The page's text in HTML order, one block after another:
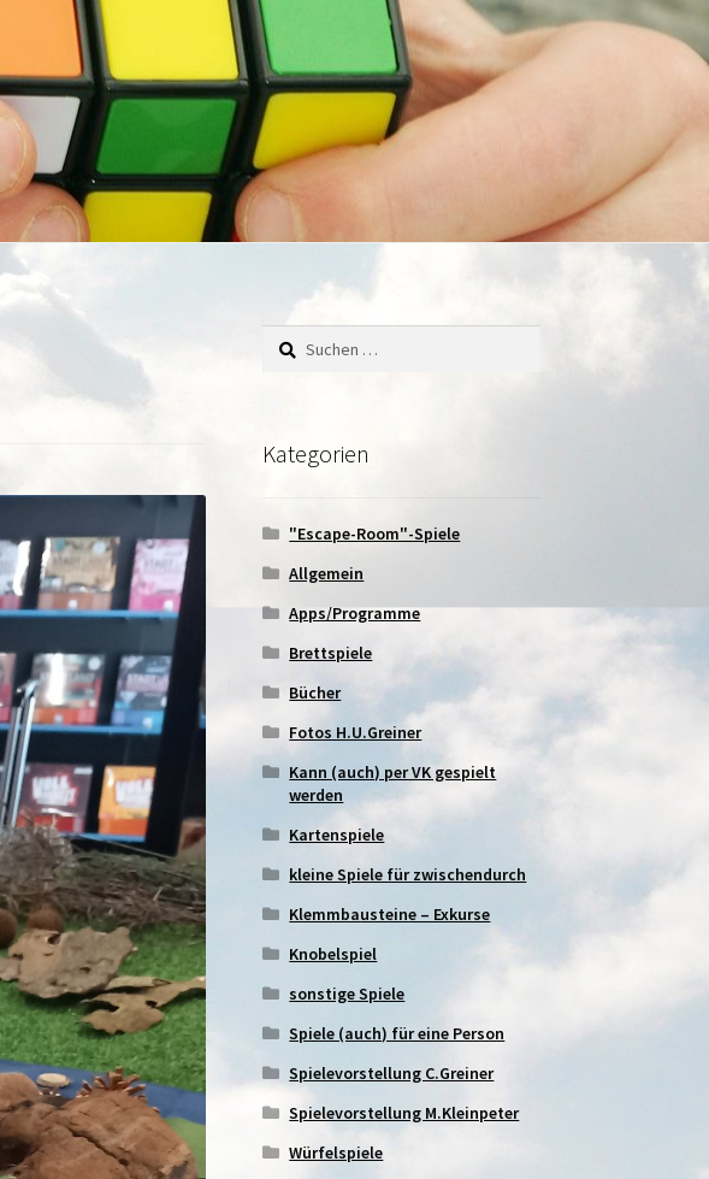
Suchen
nach:
Kategorien
"Escape-Room"-Spiele
Allgemein
Apps/Programme
Brettspiele
Bücher
Fotos H.U.Greiner
Kann (auch) per VK gespielt
werden
Kartenspiele
kleine Spiele für zwischendurch
Klemmbausteine – Exkurse
Knobelspiel
sonstige Spiele
Spiele (auch) für eine Person
Spielevorstellung C.Greiner
Spielevorstellung M.Kleinpeter
Würfelspiele